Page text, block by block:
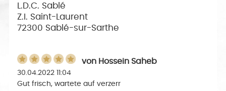
L.D.C. Sablé
Z.I. Saint-Laurent
72300 Sablé-sur-Sarthe
von Hossein Saheb
30.04.2022 11:04
Gut frisch, wartete auf verzerr